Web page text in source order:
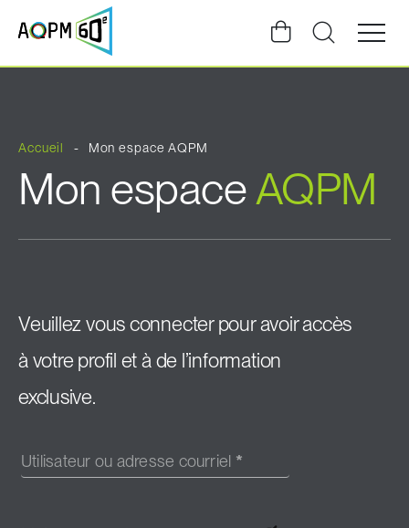
Ouvrir
la
du
Accueil Mon espace AQPM
Mon espaceAQPM
Veuillez vous connecter pour avoir accès
à votre profil et à de l’information
exclusive.
Utilisateur ou adresse courriel *